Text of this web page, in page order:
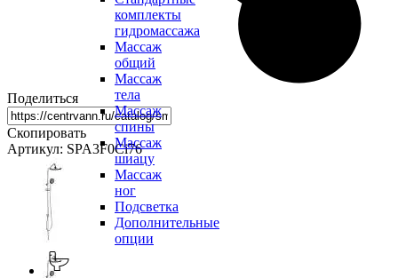
комплекты
гидромассажа
Массаж
общий
Массаж
тела
Массаж
спины
Массаж
шиацу
Массаж
ног
Подсветка
Дополнительные
опции
Поделиться
Скопировать
Артикул: SPA3F0Ci76